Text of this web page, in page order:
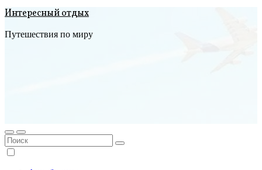
Интересный отдых
Путешествия по миру